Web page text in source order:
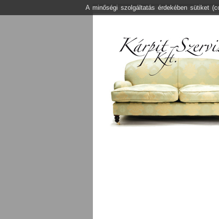
A minőségi szolgáltatás érdekében sütiket